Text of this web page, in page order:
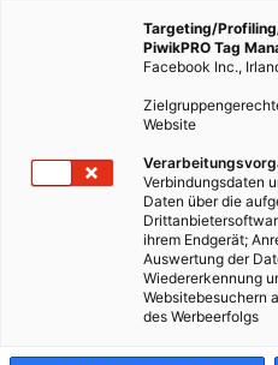
Targeting/
PiwikPRO Tag
Facebook Inc.,
Website
Verbindungsdaten
Daten über die
ihrem Endgerät;
Auswertung der
Wiedererkennung
Websitebesuchern
des Werbeerfolgs